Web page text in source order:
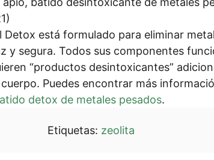
Detox está for­mu­la­do para eli­mi­nar
y segu­ra. Todos sus com­po­nen­tes
“pro­duc­tos desin­to­xi­can­tes”
Pue­des encon­trar más
detox de meta­les pes­ados.
Eti­que­tas: zeo­li­ta